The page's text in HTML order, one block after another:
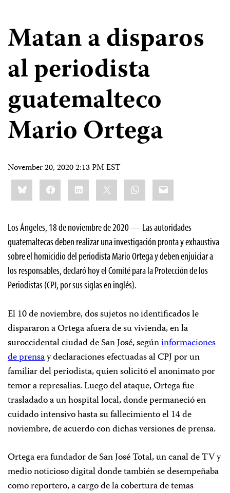
Matan a disparos
al periodista
guatemalteco
Mario Ortega
November 20, 2020 2:13 PM EST
Share
this:BlueskyFacebookLinkedIn WhatsApp
Email
Los Ángeles, 18 de noviembre de 2020 — Las autoridades
guatemaltecas deben realizar una investigación pronta y exhaustiva
sobre el homicidio del periodista Mario Ortega y deben enjuiciar a
los responsables, declaró hoy el Comité para la Protección de los
Periodistas (CPJ, por sus siglas en inglés).
El 10 de noviembre, dos sujetos no identificados le
dispararon a Ortega afuera de su vivienda, en la
suroccidental ciudad de San José, segúninformaciones
de prensay declaraciones efectuadas al CPJ por un
familiar del periodista, quien solicitó el anonimato por
temor a represalias. Luego del ataque, Ortega fue
trasladado a un hospital local, donde permaneció en
cuidado intensivo hasta su fallecimiento el 14 de
noviembre, de acuerdo con dichas versiones de prensa.
Ortega era fundador de San José Total, un canal de TV y
medio noticioso digital donde también se desempeñaba
como reportero, a cargo de la cobertura de temas